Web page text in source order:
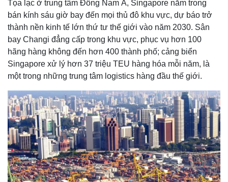
Tọa lạc ở trung tâm Đông Nam Á, Singapore nằm trong
bán kính sáu giờ bay đến mọi thủ đô khu vực, dự báo trở
thành nền kinh tế lớn thứ tư thế giới vào năm 2030. Sân
bay Changi đẳng cấp trong khu vực, phục vụ hơn 100
hãng hàng không đến hơn 400 thành phố; cảng biển
Singapore xử lý hơn 37 triệu TEU hàng hóa mỗi năm, là
một trong những trung tâm logistics hàng đầu thế giới.